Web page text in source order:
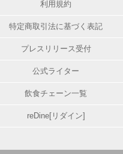
利用規約
特定商取引法に基づく表記
プレスリリース受付
公式ライター
飲食チェーン一覧
reDine[リダイン]